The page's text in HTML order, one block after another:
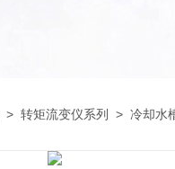
> 转矩流变仪系列 > 冷却水